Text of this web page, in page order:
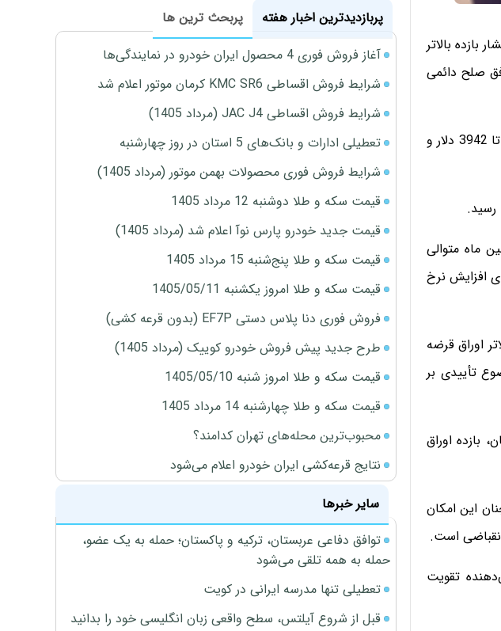
بالاتر
صلح دائمی
قیمت هر اونس طلا امروز با 0.67 درصد کاهش به 3981 دلار و 17 سنت رسید. طلا در روز گذشته تا 3942 دلار و
چهارمین ماه متوالی
افزایش نرخ
اوراق قرضه
تأییدی بر
بازده اوراق
این امکان
است.
تقویت
پربازدیدترین اخبار هفته
پربحث ترین ها
آغاز فروش فوری 4 محصول ایران خودرو در نمایندگی‌ها
شرایط فروش اقساطی KMC SR6 کرمان موتور اعلام شد
شرایط فروش اقساطی JAC J4 (مرداد 1405)
تعطیلی ادارات و بانک‌های 5 استان در روز چهارشنبه
شرایط فروش فوری محصولات بهمن موتور (مرداد 1405)
قیمت سکه و طلا دوشنبه 12 مرداد 1405
قیمت جدید خودرو پارس نوآ اعلام شد (مرداد 1405)
قیمت سکه و طلا پنج‌شنبه 15 مرداد 1405
قیمت سکه و طلا امروز یکشنبه 1405/05/11
فروش فوری دنا پلاس دستی EF7P (بدون قرعه کشی)
طرح جدید پیش فروش خودرو کوییک (مرداد 1405)
قیمت سکه و طلا امروز شنبه 1405/05/10
قیمت سکه و طلا چهارشنبه 14 مرداد 1405
محبوب‌ترین محله‌های تهران کدامند؟
نتایج قرعه‌کشی ایران خودرو اعلام می‌شود
سایر خبرها
توافق دفاعی عربستان، ترکیه و پاکستان؛ حمله به یک عضو،
حمله به همه تلقی می‌شود
تعطیلی تنها مدرسه ایرانی در کویت
قبل از شروع آیلتس، سطح واقعی زبان انگلیسی خود را بدانید